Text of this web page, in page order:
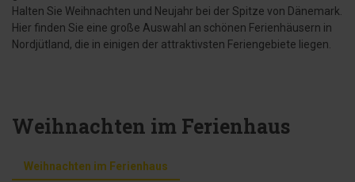
Halten Sie Weihnachten und Neujahr bei der Spitze von Dänemark.
Hier finden Sie eine große Auswahl an schönen Ferienhäusern in
Nordjütland, die in einigen der attraktivsten Feriengebiete liegen.
Weihnachten im Ferienhaus
Weihnachten im Ferienhaus